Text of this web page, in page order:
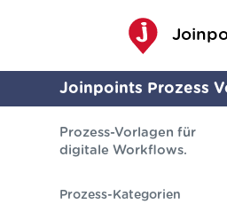
Joinpoints Prozess
Prozess-Vorlagen für
digitale Workflows.
Prozess-Kategorien